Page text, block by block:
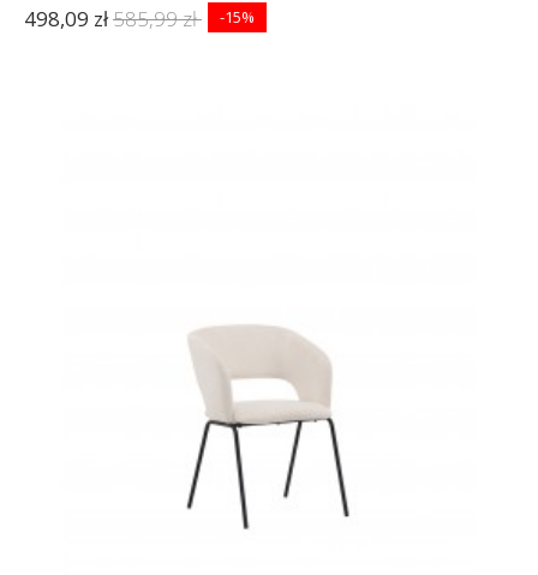
498,09 zł585,99 zł -15%